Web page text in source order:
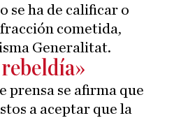
se ha de calificar o
cometida,
Generalitat.
prensa se afirma que
a aceptar que la